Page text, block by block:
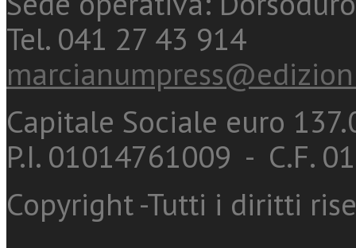
Tel. 041 27 43 914
Capitale Sociale euro
P.I. 01014761009 - C.F.
Copyright -Tutti i diritti